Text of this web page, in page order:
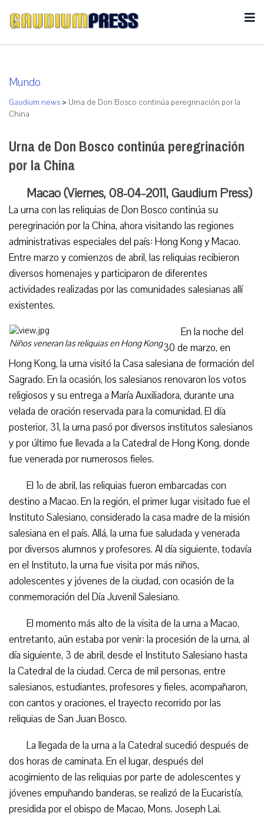
Mundo
Gaudium news > Urna de Don Bosco continúa peregrinación por la
China
Urna de Don Bosco continúa peregrinación
por la China
Macao (Viernes, 08-04-2011, Gaudium Press)
La urna con las reliquias de Don Bosco continúa su
peregrinación por la China, ahora visitando las regiones
administrativas especiales del país: Hong Kong y Macao.
Entre marzo y comienzos de abril, las reliquias recibieron
diversos homenajes y participaron de diferentes
actividades realizadas por las comunidades salesianas allí
existentes.
Niños veneran las reliquias en Hong Kong
En la noche del
30 de marzo, en
Hong Kong, la urna visitó la Casa salesiana de formación del
Sagrado. En la ocasión, los salesianos renovaron los votos
religiosos y su entrega a María Auxiliadora, durante una
velada de oración reservada para la comunidad. El día
posterior, 31, la urna pasó por diversos institutos salesianos
y por último fue llevada a la Catedral de Hong Kong, donde
fue venerada por numerosos fieles.
El 1º de abril, las reliquias fueron embarcadas con
destino a Macao. En la región, el primer lugar visitado fue el
Instituto Salesiano, considerado la casa madre de la misión
salesiana en el país. Allá, la urna fue saludada y venerada
por diversos alumnos y profesores. Al día siguiente, todavía
en el Instituto, la urna fue visita por más niños,
adolescentes y jóvenes de la ciudad, con ocasión de la
conmemoración del Día Juvenil Salesiano.
El momento más alto de la visita de la urna a Macao,
entretanto, aún estaba por venir: la procesión de la urna, al
día siguiente, 3 de abril, desde el Instituto Salesiano hasta
la Catedral de la ciudad. Cerca de mil personas, entre
salesianos, estudiantes, profesores y fieles, acompañaron,
con cantos y oraciones, el trayecto recorrido por las
reliquias de San Juan Bosco.
La llegada de la urna a la Catedral sucedió después de
dos horas de caminata. En el lugar, después del
acogimiento de las reliquias por parte de adolescentes y
jóvenes empuñando banderas, se realizó de la Eucaristía,
presidida por el obispo de Macao, Mons. Joseph Lai.